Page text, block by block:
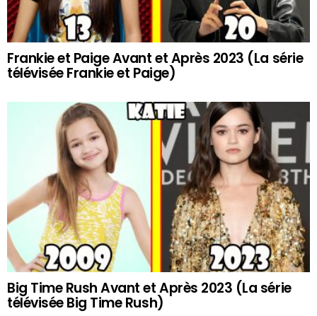
Frankie et Paige Avant et Après 2023 (La série
télévisée Frankie et Paige)
Big Time Rush Avant et Après 2023 (La série
télévisée Big Time Rush)